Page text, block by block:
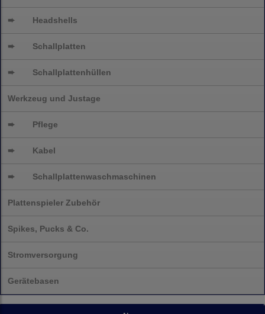
➨ Headshells
➨ Schallplatten
➨ Schallplattenhüllen
Werkzeug und Justage
➨ Pflege
➨ Kabel
➨ Schallplattenwaschmaschinen
Plattenspieler Zubehör
Spikes, Pucks & Co.
Stromversorgung
Gerätebasen